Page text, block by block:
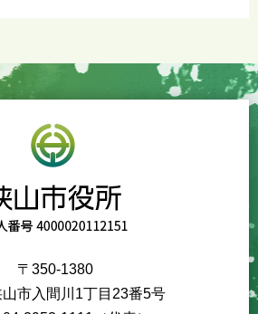
〒350-1380
市入間川1丁目23番5号